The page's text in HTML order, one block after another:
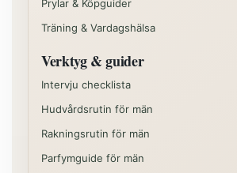
Prylar & Köpguider
Träning & Vardagshälsa
Verktyg & guider
Intervju checklista
Hudvårdsrutin för män
Rakningsrutin för män
Parfymguide för män